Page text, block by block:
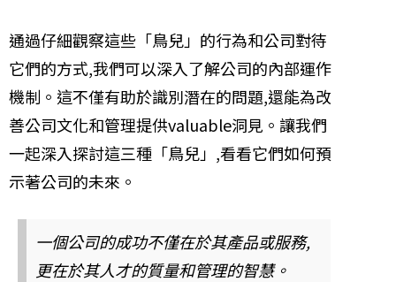
通過仔細觀察這些「鳥兒」的行為和公司對待
它們的方式,我們可以深入了解公司的內部運作
機制。這不僅有助於識別潛在的問題,還能為改
善公司文化和管理提供valuable洞見。讓我們
一起深入探討這三種「鳥兒」,看看它們如何預
示著公司的未來。
一個公司的成功不僅在於其產品或服務,
更在於其人才的質量和管理的智慧。